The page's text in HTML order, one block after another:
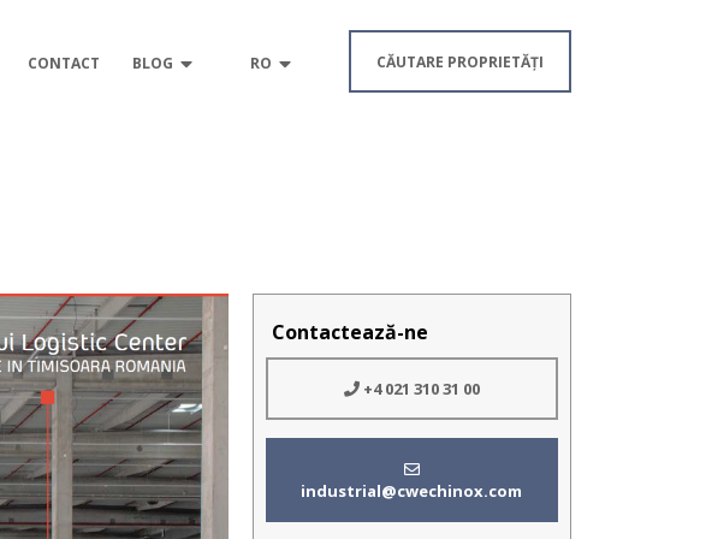
CONTACT BLOG RO CĂUTARE PROPRIETĂȚI
Contactează-ne
+4 021 310 31 00
industrial@cwechinox.com